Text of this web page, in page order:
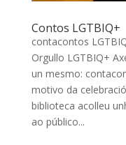
Contos LGTBIQ+
contacontos
Orgullo LGTBIQ+
un mesmo:
motivo da
biblioteca acolleu
ao público...